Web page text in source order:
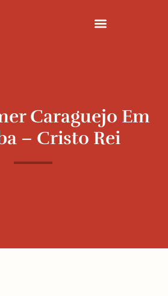
Caraguejo Em
– Cristo Rei